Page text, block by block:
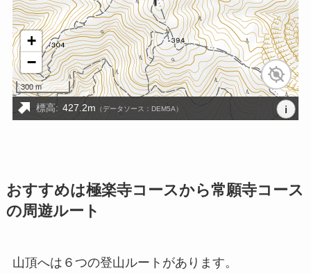
おすすめは極楽寺コースから常願寺コース
の周遊ルート
山頂へは６つの登山ルートがあります。